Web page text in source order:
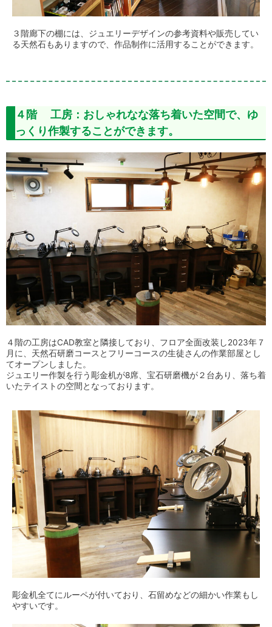
３階廊下の棚には、ジュエリーデザインの参考資料や販売してい
る天然石もありますので、作品制作に活用することができます。
４階 工房：おしゃれなな落ち着いた空間で、ゆ
っくり作製することができます。
４階の工房はCAD教室と隣接しており、フロア全面改装し2023年７
月に、 天然石研磨コースとフリーコースの生徒さんの作業部屋とし
てオープンしました。
ジュエリー作製を行う彫金机が8席、宝石研磨機が２台あり、落ち着
いたテイストの空間となっております。
彫金机全てにルーペが付いており、石留めなどの細かい作業もし
やすいです。